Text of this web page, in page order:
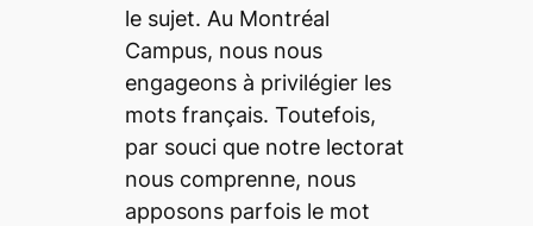
le sujet. Au Montréal
Campus, nous nous
engageons à privilégier les
mots français. Toutefois,
par souci que notre lectorat
nous comprenne, nous
apposons parfois le mot